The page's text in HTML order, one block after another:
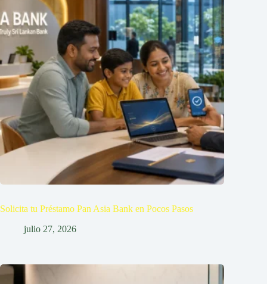
Solicita tu Préstamo Pan Asia Bank en Pocos Pasos
julio 27, 2026